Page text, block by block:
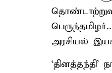
அரசியல்